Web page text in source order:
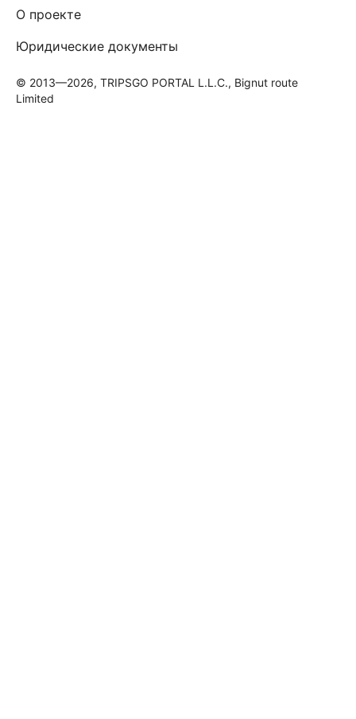
О проекте
Юридические документы
© 2013—2026, TRIPSGO PORTAL L.L.C., Bignut route
Limited